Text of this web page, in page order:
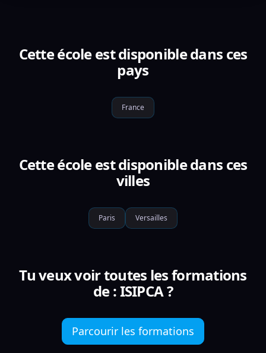
Cette école est disponible dans ces
pays
France
Cette école est disponible dans ces
villes
Paris Versailles
Tu veux voir toutes les formations
de : ISIPCA ?
Parcourir les formations